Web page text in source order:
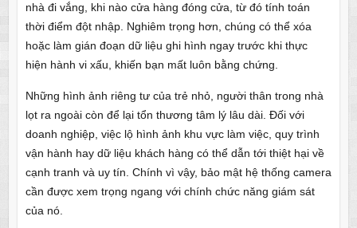
nhà đi vắng, khi nào cửa hàng đóng cửa, từ đó tính toán
thời điểm đột nhập. Nghiêm trọng hơn, chúng có thể xóa
hoặc làm gián đoạn dữ liệu ghi hình ngay trước khi thực
hiện hành vi xấu, khiến bạn mất luôn bằng chứng.
Những hình ảnh riêng tư của trẻ nhỏ, người thân trong nhà
lọt ra ngoài còn để lại tổn thương tâm lý lâu dài. Đối với
doanh nghiệp, việc lộ hình ảnh khu vực làm việc, quy trình
vận hành hay dữ liệu khách hàng có thể dẫn tới thiệt hại về
cạnh tranh và uy tín. Chính vì vậy, bảo mật hệ thống camera
cần được xem trọng ngang với chính chức năng giám sát
của nó.